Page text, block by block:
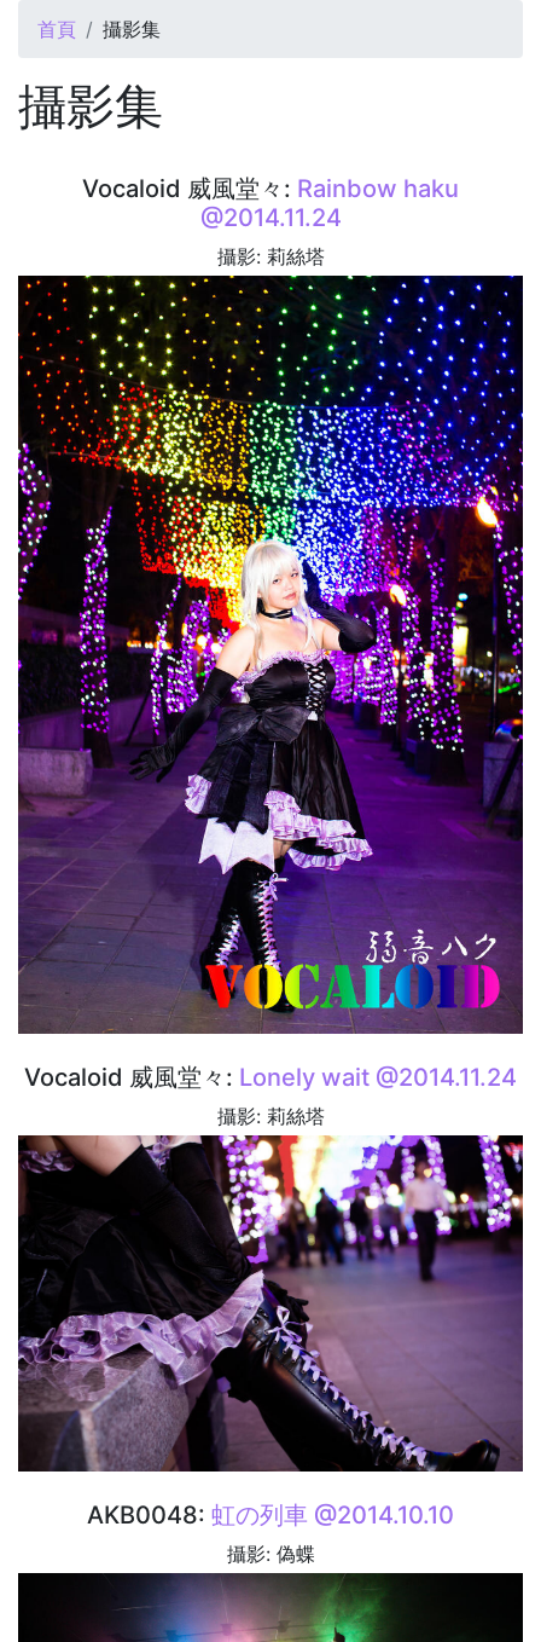
您在這裡
首頁 攝影集
攝影集
Vocaloid 威風堂々: Rainbow haku
@2014.11.24
攝影: 莉絲塔
Vocaloid 威風堂々: Lonely wait @2014.11.24
攝影: 莉絲塔
AKB0048: 虹の列車 @2014.10.10
攝影: 偽蝶